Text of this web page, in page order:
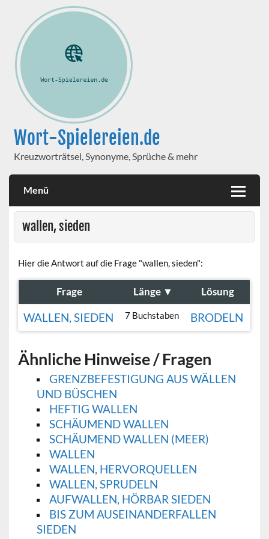
Wort-Spielereien.de
Kreuzworträtsel, Synonyme, Sprüche & mehr
Menü
wallen, sieden
Hier die Antwort auf die Frage "wallen, sieden":
Frage Länge ▼ Lösung
WALLEN, SIEDEN 7 Buchstaben BRODELN
Ähnliche Hinweise / Fragen
GRENZBEFESTIGUNG AUS WÄLLEN
UND BÜSCHEN
HEFTIG WALLEN
SCHÄUMEND WALLEN
SCHÄUMEND WALLEN (MEER)
WALLEN
WALLEN, HERVORQUELLEN
WALLEN, SPRUDELN
AUFWALLEN, HÖRBAR SIEDEN
BIS ZUM AUSEINANDERFALLEN
SIEDEN